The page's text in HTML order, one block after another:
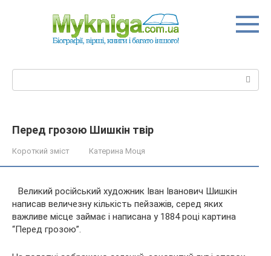
Перед грозою Шишкін твір
Короткий зміст Катерина Моця
Великий російський художник Іван Іванович Шишкін
написав величезну кількість пейзажів, серед яких
важливе місце займає і написана у 1884 році картина
“Перед грозою”.